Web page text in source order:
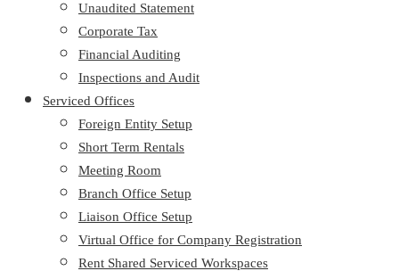
Unaudited Statement
Corporate Tax
Financial Auditing
Inspections and Audit
Serviced Offices
Foreign Entity Setup
Short Term Rentals
Meeting Room
Branch Office Setup
Liaison Office Setup
Virtual Office for Company Registration
Rent Shared Serviced Workspaces